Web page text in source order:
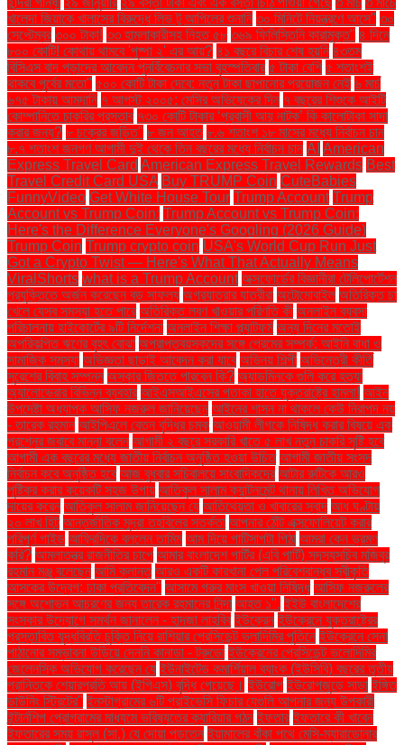
খালেদা জিয়াকে খালাসের বিরুদ্ধে লিভ টু আপিলের শুনানি ৩০ মিনিটে নিয়ন্ত্রণে আসে" ৩০
সেপ্টেম্বর ৩০০ টাকা! ৩৩ হামলাকারীসহ নিহত ৫৮ ৩৬৯ ফিলিস্তিনি কারামুক্ত" ৪ দিনে
৮০০ কোটি! কোথায় থামবে 'পুষ্পা ২' এর আয়? ৪১ বছরে বিচার শেষ হয়নি ৪৩তম
বিসিএস বাদ পড়াদের আবেদন পুনর্বিবেচনার সভা বৃহস্পতিবার ৫ টাকা বেশি ৫ শতাংশই
থাকবে পূর্বের মতো" ৫০০ কোটি টাকা দেবে: নতুন টাকা ছাপানোর প্রয়োজন নেই ৬ মার্চ
৬৭৫ টাকায় আমদানি ৭ আগস্ট ২০০৫: মেসির অভিষেকের দিন ৭ বছরের শিশুকে আইটি
কোম্পানিতে চাকরির প্রস্তাব ৭৩০ কোটি টাকার ‘প্রবাসী আয় নাটক’ কি কালোটাকা সাদা
করার জন্য? ৮ চক্রের জড়িত" ৮ জন আহত ৮.৬ শতাংশ ১৮ মাসের মধ্যে নির্বাচন চান
৮.৭ শতাংশ জনগণ আগামী দুই থেকে তিন বছরের মধ্যে নির্বাচন চান AI American
Express Travel Card American Express Travel Rewards Best
Travel Credit Card USA Buy TRUMP Coin CuteBabies
FunnyVideo Get White House Tour Trump Account Trump
Account vs Trump Coin: Trump Account vs Trump Coin:
Here's the Difference Everyone's Googling (2026 Guide)
Trump Coin Trump crypto coin USA's World Cup Run Just
Got a Crypto Twist — Here's What That Actually Means
ViralShorts what is a Trump Account অক্সফোর্ডের বিজ্ঞানীরা টেলিপোর্টেশন
প্রযুক্তিতে অর্জন করেছেন বড় সাফল্য অগ্রযাত্রার যাত্রীরা অটোমোবাইল অতিরিক্ত চা
খেলে যেসব সমস্যা হতে পারে অতিরিক্ত লবণ খাওয়ার পরিণতি কী অনলাইন ব্যবসা
পরিচালনায় হাইকোর্টের ৯টি নির্দেশনা অনলাইন শিক্ষা প্ল্যাটফর্ম অন্য দিনের মতোই
অপরিকল্পিত ঋণের বৃহৎ বোঝা অপ্রাপ্তবয়স্কদের সঙ্গে প্রেমের সম্পর্ক: আইনি বাধা ও
সামাজিক সমস্যা অভিজ্ঞতা ছাড়াই আবেদন করা যাবে অভিনয় শিল্পী অভিনেত্রী কীর্তি
সুরেশের বিবাহ সম্পন্ন অস্কার জিততে পারবেন কি? অ্যাডমিনকে গুলি করে হত্যা
অ্যালোভেরার বিভিন্ন ব্যবহার আইএসআইএসের পতাকা হাতে যুক্তরাষ্ট্রে হামলা! আইন
উপদেষ্টা অধ্যাপক আসিফ নজরুল জানিয়েছেন আইনের শাসন না থাকলে কেউ নিরাপদ নয়
- তারেক রহমান আইপিএলে বেতন বৃদ্ধির চমক আওয়ামী লীগকে নিষিদ্ধ করার বিষয়ে এক
প্রশ্নের জবাবে মান্না বলেন আগামী ২ বছরে সরকারি খাতে ৫ লাখ নতুন চাকরি সৃষ্টি হবে
আগামী এক বছরের মধ্যে জাতীয় নির্বাচন অনুষ্ঠিত হওয়া উচিত আগামী জাতীয় সংসদ
নির্বাচন কবে অনুষ্ঠিত হবে আজ বুধবার সচিবালয়ে সাংবাদিকদের আটার রুটিকে আরও
পুষ্টিকর করার কয়েকটি সহজ উপায় আতিকুল সালাম ক্যান্টনমেন্ট থানায় লিখিত অভিযোগ
দায়ের করেন আতিকুল সালাম জানিয়েছেন যে আতিথেয়তা ও খাবারের স্বাদ আধ ঘণ্টায়
২০ লাখ হিট আন্তর্জাতিক মুদ্রা তহবিলের সতর্কতা আপনার ঠোঁট এক্সফোলিয়েট করার
পরিপূর্ণ গাইড আফ্রিদিকে বললেন তামিম আম দিয়ে পাটিসাপটা পিঠা আমরা কেন ভ্রমণ
করি? আমলাতন্ত্র রাজনীতির চাপে আমার বাংলাদেশ পার্টির (এবি পার্টি) সদস্যসচিব মজিবুর
রহমান মঞ্জু বলেছেন আমি ক্লান্ত আরও একটি কারখানা পেল পরিবেশবান্ধব স্বীকৃতি
আসকের উদ্বেগ: ঢাকা প্রতিবেদন" আসামে গরুর মাংস খাওয়া নিষিদ্ধ আসিফ নজরুলের
সঙ্গে অশোভন আচরণের জন্য তারেক রহমানের নিন্দা আহত ১". ইইউ বাংলাদেশের
সংস্কার উদ্যোগে সমর্থন জানালেন - হাদজা লাহবিব ইউক্রেন ইউক্রেনে যুক্তরাষ্ট্রের
প্রস্তাবিত যুদ্ধবিরতি চুক্তি নিয়ে রাশিয়ার প্রেসিডেন্ট ভ্লাদিমির পুতিনে ইউক্রেনে সেনা
পাঠানোর সম্ভাবনা উড়িয়ে দেননি কানাডা - ট্রুডো ইউক্রেনের প্রেসিডেন্ট ভলোদিমির
জেলেনস্কি অভিযোগ করেছেন যে ইউনাইটেড কমার্শিয়াল ব্যাংক (ইউসিবি) বছরের তৃতীয়
প্রান্তিকে শেয়ারপ্রতি আয় (ইপিএস) বৃদ্ধি পেয়েছে। ইউরোপ ইউরোপজুড়ে সাড়া ইঙ্গিত
ডাউনিং স্ট্রিটের" ইনস্টাগ্রামের ৬টি প্রাইভেসি ফিচার যেগুলি আপনার জন্য উপকারী
ইন্টার্নশিপ প্রোগ্রামের মাধ্যমে ভবিষ্যতের ক্যারিয়ার গঠন ইফতার ইফতারে কী খাবেন
ইফতারের সময় রাসুল (সা.) যে দোয়া পড়তেন ইয়ামালের বাঁকা পথে মেসি-ম্যারাডোনার